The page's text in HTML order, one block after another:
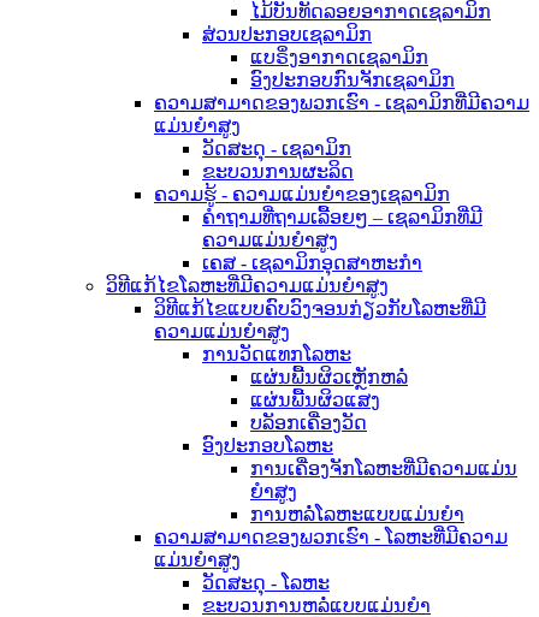
ໄມ້ບັນທັດລອຍອາກາດເຊລາມິກ
ສ່ວນປະກອບເຊລາມິກ
ແບຣິ່ງອາກາດເຊລາມິກ
ອົງປະກອບກົນຈັກເຊລາມິກ
ຄວາມສາມາດຂອງພວກເຮົາ - ເຊລາມິກທີ່ມີຄວາມ
ແມ່ນຍໍາສູງ
ວັດສະດຸ - ເຊລາມິກ
ຂະບວນການຜະລິດ
ຄວາມຮູ້ - ຄວາມແມ່ນຍຳຂອງເຊລາມິກ
ຄຳຖາມທີ່ຖາມເລື້ອຍໆ – ເຊລາມິກທີ່ມີ
ຄວາມແມ່ນຍຳສູງ
ເຄສ - ເຊລາມິກອຸດສາຫະກຳ
ວິທີແກ້ໄຂໂລຫະທີ່ມີຄວາມແມ່ນຍໍາສູງ
ວິທີແກ້ໄຂແບບຄົບວົງຈອນກ່ຽວກັບໂລຫະທີ່ມີ
ຄວາມແມ່ນຍໍາສູງ
ການວັດແທກໂລຫະ
ແຜ່ນພື້ນຜິວເຫຼັກຫລໍ່
ແຜ່ນພື້ນຜິວແສງ
ບລັອກເຄື່ອງວັດ
ອົງປະກອບໂລຫະ
ການເຄື່ອງຈັກໂລຫະທີ່ມີຄວາມແມ່ນ
ຍໍາສູງ
ການຫລໍ່ໂລຫະແບບແມ່ນຍໍາ
ຄວາມສາມາດຂອງພວກເຮົາ - ໂລຫະທີ່ມີຄວາມ
ແມ່ນຍໍາສູງ
ວັດສະດຸ - ໂລຫະ
ຂະບວນການຫລໍ່ແບບແມ່ນຍໍາ